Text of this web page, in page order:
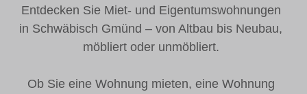
Entdecken Sie Miet- und Eigentumswohnungen
in Schwäbisch Gmünd – von Altbau bis Neubau,
möbliert oder unmöbliert.
Ob Sie eine Wohnung mieten, eine Wohnung